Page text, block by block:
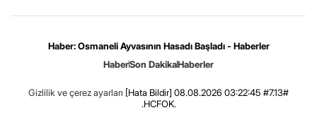
Haber: Osmaneli Ayvasının Hasadı Başladı - Haberler
HaberSon DakikaHaberler
Gizlilik ve çerez ayarları [Hata Bildir] 08.08.2026 03:22:45 #7.13#
.HCFOK.